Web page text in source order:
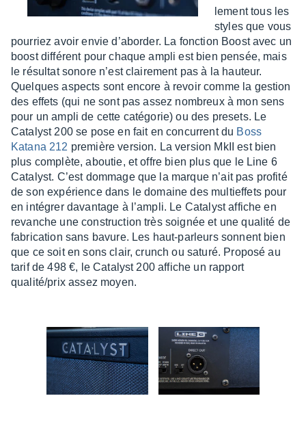
le­ment tous les
styles que vous
pour­riez avoir envie d’abor­der. La fonc­tion Boost avec un
boost diffé­rent pour chaque ampli est bien pensée, mais
le résul­tat sonore n’est clai­re­ment pas à la hauteur.
Quelques aspects sont encore à revoir comme la gestion
des effets (qui ne sont pas assez nombreux à mon sens
pour un ampli de cette caté­go­rie) ou des presets. Le
Cata­lyst 200 se pose en fait en concur­rent du Boss
Katana 212 première version. La version MkII est bien
plus complète, abou­tie, et offre bien plus que le Line 6
Cata­lyst. C’est dommage que la marque n’ait pas profité
de son expé­rience dans le domaine des multief­fets pour
en inté­grer davan­tage à l’am­pli. Le Cata­lyst affiche en
revanche une construc­tion très soignée et une qualité de
fabri­ca­tion sans bavure. Les haut-parleurs sonnent bien
que ce soit en sons clair, crunch ou saturé. Proposé au
tarif de 498 €, le Cata­lyst 200 affiche un rapport
qualité/prix assez moyen.